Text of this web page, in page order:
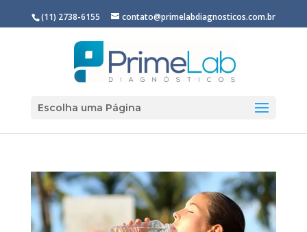
(11) 2738-6155 contato@primelabdiagnosticos.com.br
Escolha uma Página